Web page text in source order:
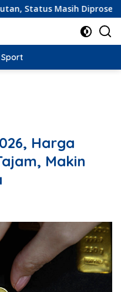
Diproses
Sport
Harga
Makin